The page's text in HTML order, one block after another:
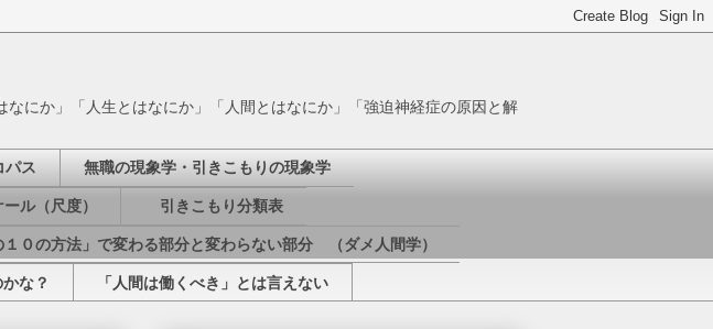
にか」「人生とはなにか」「人間とはなにか」「強迫神経症の原因と解
パス 無職の現象学・引きこもりの現象学
ル（尺度） 引きこもり分類表
１０の方法」で変わる部分と変わらない部分 （ダメ人間学）
な？ 「人間は働くべき」とは言えない